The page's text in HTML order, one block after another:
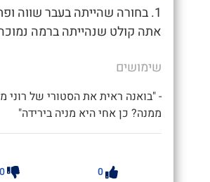
1. בחורה שהייתה בעבר שווה
אתה קולט שנהייתה ברמה
שימושים
- "בואנה ראית את הסטורי של רוני
ממנה? כן אחי היא מניה בירידה"
0
0